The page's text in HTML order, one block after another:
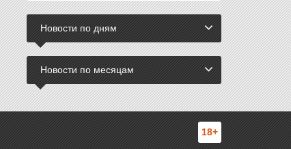
Новости по дням
Новости по месяцам
18+